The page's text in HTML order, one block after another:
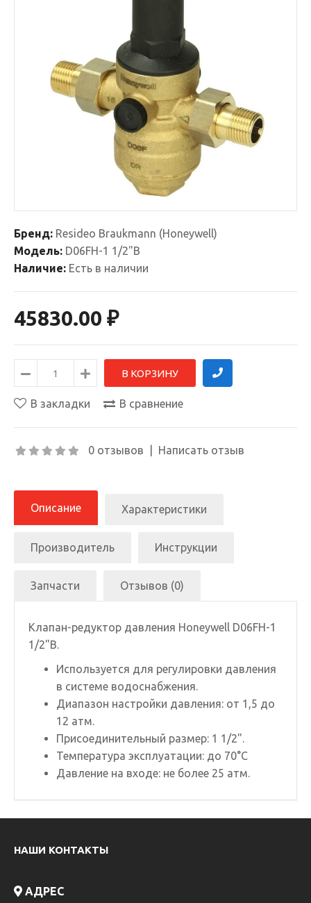
Бренд: Resideo Braukmann (Honeywell)
Модель: D06FH-1 1/2"B
Наличие: Есть в наличии
45830.00 ₽
В закладки В сравнение
0 отзывов Написать отзыв
Описание Характеристики
Производитель Инструкции
Запчасти Отзывов (0)
Клапан-редуктор давления Honeywell D06FH-1
1/2"B.
Используется для регулировки давления
в системе водоснабжения.
Диапазон настройки давления: от 1,5 до
12 атм.
Присоединительный размер: 1 1/2".
Температура эксплуатации: до 70°С
Давление на входе: не более 25 атм.
НАШИ КОНТАКТЫ
АДРЕС